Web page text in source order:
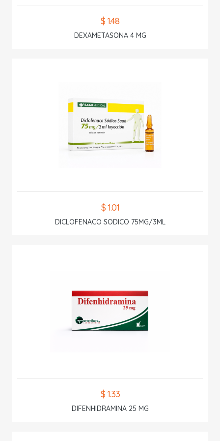
$ 1.48
DEXAMETASONA 4 MG
$ 1.01
DICLOFENACO SODICO 75MG/3ML
$ 1.33
DIFENHIDRAMINA 25 MG